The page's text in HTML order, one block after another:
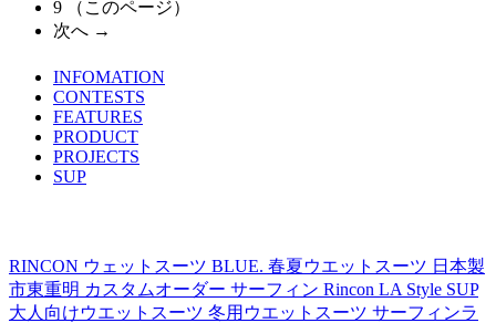
9
（このページ）
次へ →
TOPICS LISTINFOMATION
CONTESTS
FEATURES
PRODUCT
PROJECTS
SUP
RINCON ウェットスーツ BLUE. 春夏ウエットスーツ 日本製
市東重明 カスタムオーダー サーフィン Rincon LA Style SUP
大人向けウエットスーツ 冬用ウエットスーツ サーフィンラ